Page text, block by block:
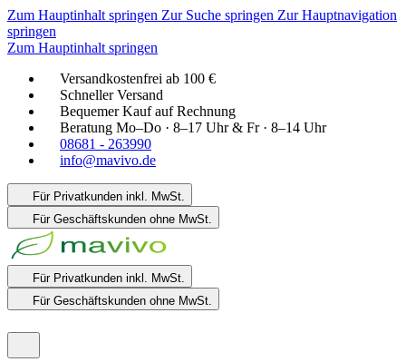
Zum Hauptinhalt springen Zur Suche springen Zur Hauptnavigation
springen
Zum Hauptinhalt springen
Versandkostenfrei ab 100 €
Schneller Versand
Bequemer Kauf auf Rechnung
Beratung Mo–Do · 8–17 Uhr & Fr · 8–14 Uhr
08681 - 263990
info@mavivo.de
Für Privatkunden inkl. MwSt.
Für Geschäftskunden ohne MwSt.
Für Privatkunden inkl. MwSt.
Für Geschäftskunden ohne MwSt.